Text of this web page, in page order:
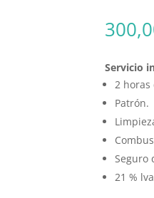
Servicio
2 horas
Patrón.
Seguro
21 %